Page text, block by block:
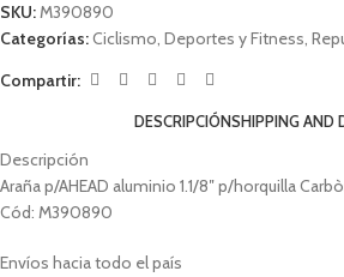
SKU:M390890
Categorías:Ciclismo, Deportes y Fitness,
Compartir:
DESCRIPCIÓNSHIPPING AND
Descripción
Araña p/AHEAD aluminio 1.1/8″ p/horquilla
Cód: M390890
Envíos hacia todo el país